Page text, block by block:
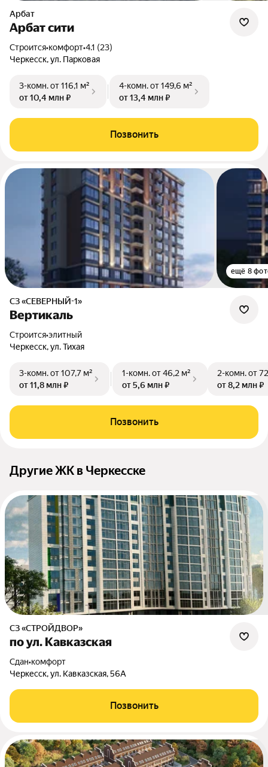
Арбат
Арбат сити
Строится•комфорт•4.1 (23)
Черкесск, ул. Парковая
3-комн.от 116,1 м²
от 10,4 млн ₽
4-комн.от 149,6 м²
от 13,4 млн ₽
Позвонить
ещё 8
СЗ «СЕВЕРНЫЙ-1»
Вертикаль
Строится•элитный
Черкесск, ул. Тихая
3-комн.от 107,7 м²
от 11,8 млн ₽
1-комн.от 46,2 м²
от 5,6 млн ₽
2-комн.от
от 8,2 млн ₽
Позвонить
Другие ЖК в Черкесске
СЗ «СТРОЙДВОР»
по ул. Кавказская
Сдан•комфорт
Черкесск, ул. Кавказская, 56А
Позвонить